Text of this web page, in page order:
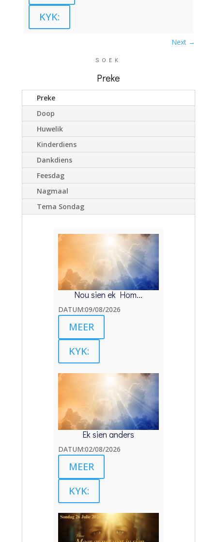
KYK:
Next →
SOEK
Preke
Preke
Doop
Huwelik
Kinderdiens
Dankdiens
Feesdag
Nagmaal
Tema Sondag
Nou sien ek Hom...
DATUM:09/08/2026
MEER
KYK:
Ek sien anders
DATUM:02/08/2026
MEER
KYK: